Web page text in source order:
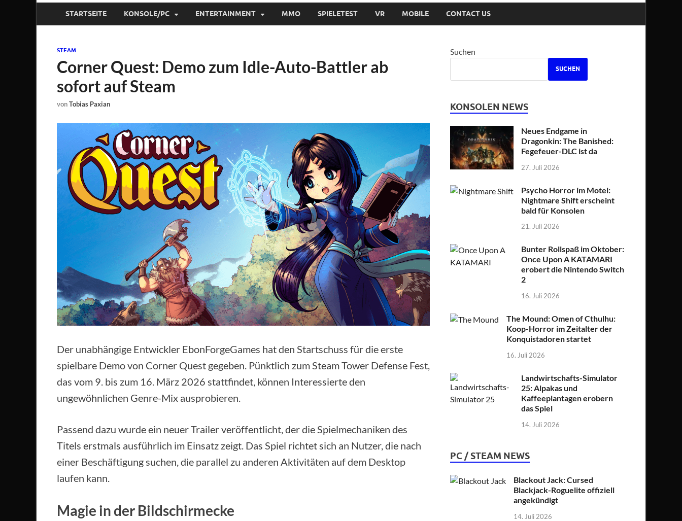
STARTSEITE KONSOLE/PC ENTERTAINMENT MMO SPIELETEST VR MOBILE CONTACT US
STEAM
Corner Quest: Demo zum Idle-Auto-Battler ab
sofort auf Steam
vonTobias Paxian
Der unabhängige Entwickler EbonForgeGames hat den Startschuss für die erste
spielbare Demo von Corner Quest gegeben. Pünktlich zum Steam Tower Defense Fest,
das vom 9. bis zum 16. März 2026 stattfindet, können Interessierte den
ungewöhnlichen Genre-Mix ausprobieren.
Passend dazu wurde ein neuer Trailer veröffentlicht, der die Spielmechaniken des
Titels erstmals ausführlich im Einsatz zeigt. Das Spiel richtet sich an Nutzer, die nach
einer Beschäftigung suchen, die parallel zu anderen Aktivitäten auf dem Desktop
laufen kann.
Magie in der Bildschirmecke
Suchen
SUCHEN
KONSOLEN NEWS
Neues Endgame in
Dragonkin: The Banished:
Fegefeuer-DLC ist da
27. Juli 2026
Psycho Horror im Motel:
Nightmare Shift erscheint
bald für Konsolen
21. Juli 2026
Bunter Rollspaß im Oktober:
Once Upon A KATAMARI
erobert die Nintendo Switch
2
16. Juli 2026
The Mound: Omen of Cthulhu:
Koop-Horror im Zeitalter der
Konquistadoren startet
16. Juli 2026
Landwirtschafts-Simulator
25: Alpakas und
Kaffeeplantagen erobern
das Spiel
14. Juli 2026
PC / STEAM NEWS
Blackout Jack: Cursed
Blackjack-Roguelite offiziell
angekündigt
14. Juli 2026